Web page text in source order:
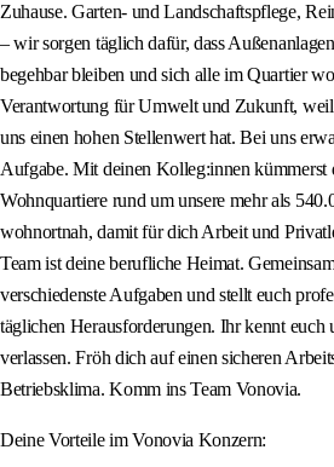
Zuhause. Garten- und Landschaftspflege,
– wir sorgen täglich dafür, dass
begehbar bleiben und sich alle im Quartier
Verantwortung für Umwelt und Zukunft,
uns einen hohen Stellenwert hat. Bei uns
Aufgabe. Mit deinen Kolleg:innen kümmerst
Wohnquartiere rund um unsere mehr als
wohnortnah, damit für dich Arbeit und
Team ist deine berufliche Heimat.
verschiedenste Aufgaben und stellt euch
täglichen Herausforderungen. Ihr kennt euch
verlassen. Fröh dich auf einen sicheren
Betriebsklima. Komm ins Team Vonovia.
Deine Vorteile im Vonovia Konzern: